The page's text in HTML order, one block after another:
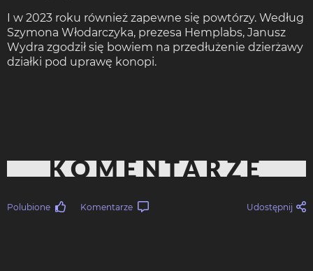
I w 2023 roku również zapewne się powtórzy. Według
Szymona Włodarczyka, prezesa Hemplabs, Janusz
Wydra zgodził się bowiem na przedłużenie dzierżawy
działki pod uprawę konopi.
KOMENTARZE
Polubione Komentarze Udostępnij